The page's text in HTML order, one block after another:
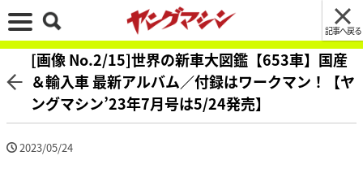
記事へ戻る
[画像 No.2/15]世界の新車大図鑑【653車】国産
＆輸入車 最新アルバム／付録はワークマン！【ヤ
ングマシン’23年7月号は5/24発売】
2023/05/24